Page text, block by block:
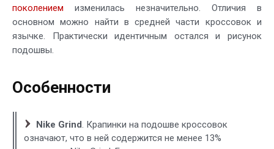
поколением изменилась незначительно. Отличия в
основном можно найти в средней части кроссовок и
язычке. Практически идентичным остался и рисунок
подошвы.
Особенности
Nike Grind. Крапинки на подошве кроссовок
означают, что в ней содержится не менее 13%